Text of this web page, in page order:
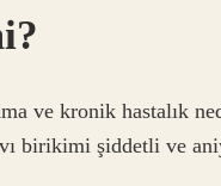
ve kronik hastalık
birikimi şiddetli ve